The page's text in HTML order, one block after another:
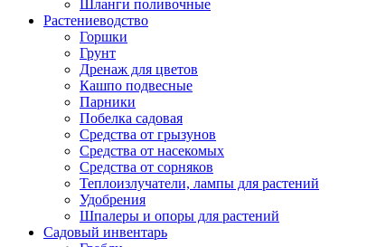
Шланги поливочные
Растениеводство
Горшки
Грунт
Дренаж для цветов
Кашпо подвесные
Парники
Побелка садовая
Средства от грызунов
Средства от насекомых
Средства от сорняков
Теплоизлучатели, лампы для растений
Удобрения
Шпалеры и опоры для растений
Садовый инвентарь